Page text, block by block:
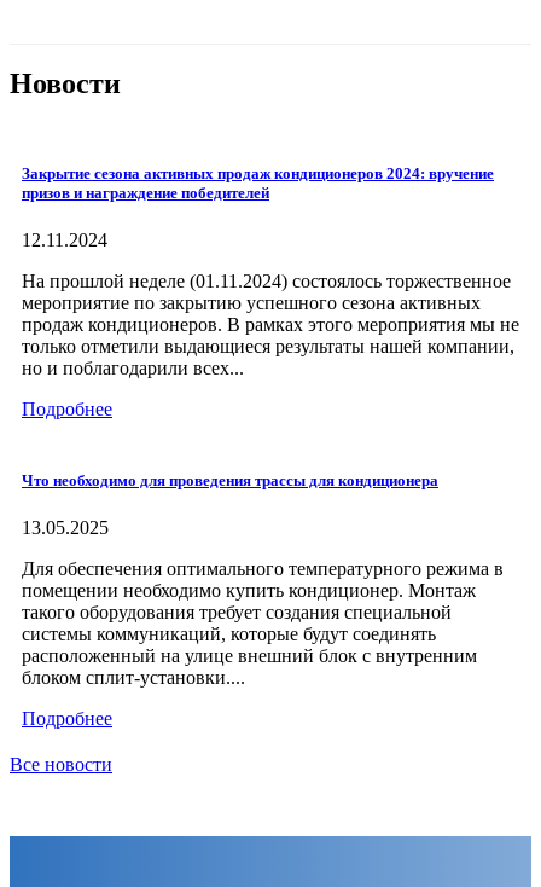
Новости
Закрытие сезона активных продаж кондиционеров 2024: вручение
призов и награждение победителей
12.11.2024
На прошлой неделе (01.11.2024) состоялось торжественное
мероприятие по закрытию успешного сезона активных
продаж кондиционеров. В рамках этого мероприятия мы не
только отметили выдающиеся результаты нашей компании,
но и поблагодарили всех...
Подробнее
Что необходимо для проведения трассы для кондиционера
13.05.2025
Для обеспечения оптимального температурного режима в
помещении необходимо купить кондиционер. Монтаж
такого оборудования требует создания специальной
системы коммуникаций, которые будут соединять
расположенный на улице внешний блок с внутренним
блоком сплит-установки....
Подробнее
Все новости